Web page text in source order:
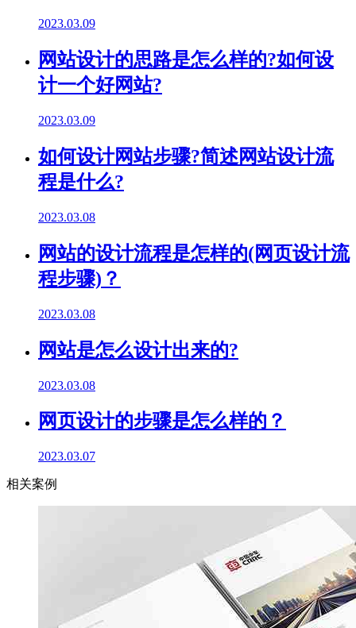
2023.03.09
网站设计的思路是怎么样的?如何设
计一个好网站?
2023.03.09
如何设计网站步骤?简述网站设计流
程是什么?
2023.03.08
网站的设计流程是怎样的(网页设计流
程步骤)？
2023.03.08
网站是怎么设计出来的?
2023.03.08
网页设计的步骤是怎么样的？
2023.03.07
相关案例